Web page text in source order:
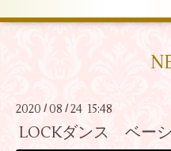
2020 / 08 / 24 15:48
LOCKダンス ベー